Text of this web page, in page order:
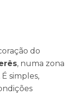
do
, numa zona
simples,